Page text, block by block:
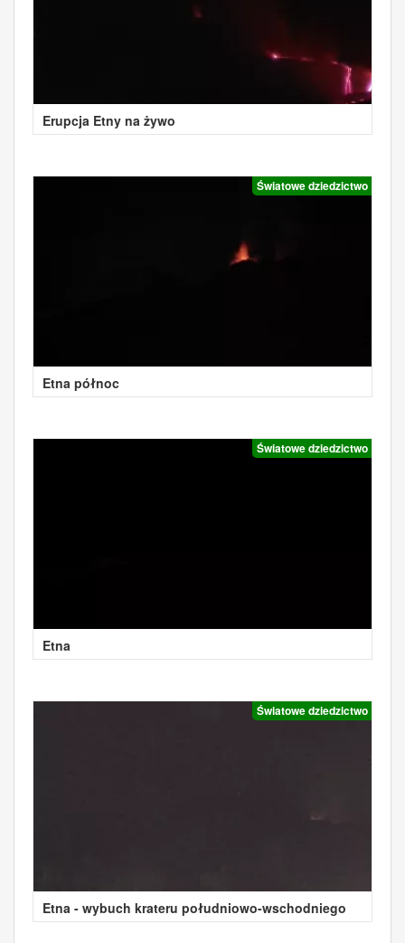
Erupcja Etny na żywo
Światowe dziedzictwo
Etna północ
Światowe dziedzictwo
Etna
Światowe dziedzictwo
Etna - wybuch krateru południowo-wschodniego